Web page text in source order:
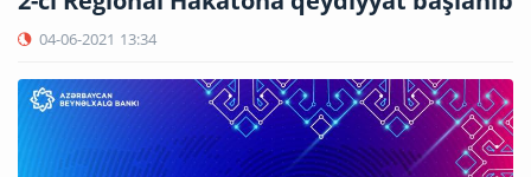
04-06-2021 13:34